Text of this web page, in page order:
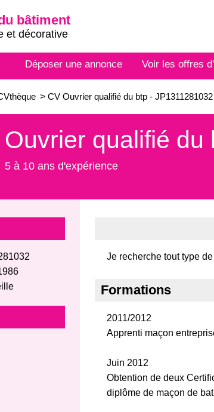
bâtiment
et décorative
Déposer une annonce Voir les offres
> CV Ouvrier qualifié du btp - JP1311281032
Ouvrier qualifié du
5 à 10 ans d'expérience
Je recherche tout type
Formations
2011/2012
Apprenti maçon
Juin 2012
Obtention de deux
diplôme de maçon de